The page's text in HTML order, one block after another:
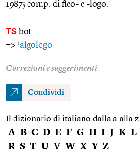
1987; comp. di fico- e -logo.
TS bot.
=> 1algologo
Correzioni e suggerimenti
Condividi
Il dizionario di italiano dalla a alla z
A B C D E F G H I J K L
R S T U V W X Y Z